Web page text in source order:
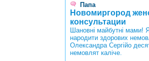
Папа
Новомиргород
консультации
Шановні майбутні мами!
народити здорових
Олександра Сергійо
немовлят каліче.